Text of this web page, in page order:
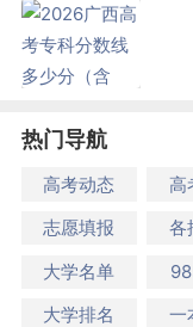
热门导航
高考动态 高
志愿填报
各
大学名单
大学排名
一